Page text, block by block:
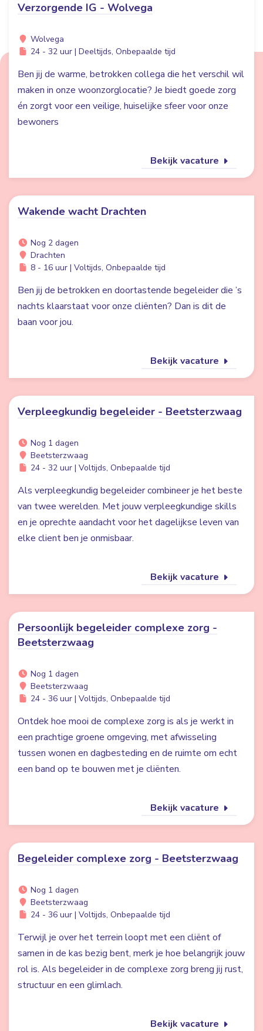
Verzorgende IG - Wolvega
Wolvega
24 - 32 uur | Deeltijds, Onbepaalde tijd
Ben jij de warme, betrokken collega die het verschil wil
maken in onze woonzorglocatie? Je biedt goede zorg
én zorgt voor een veilige, huiselijke sfeer voor onze
bewoners
Bekijk vacature
Wakende wacht Drachten
Nog 2 dagen
Drachten
8 - 16 uur | Voltijds, Onbepaalde tijd
Ben jij de betrokken en doortastende begeleider die ’s
nachts klaarstaat voor onze cliënten? Dan is dit de
baan voor jou.
Bekijk vacature
Verpleegkundig begeleider - Beetsterzwaag
Nog 1 dagen
Beetsterzwaag
24 - 32 uur | Voltijds, Onbepaalde tijd
Als verpleegkundig begeleider combineer je het beste
van twee werelden. Met jouw verpleegkundige skills
en je oprechte aandacht voor het dagelijkse leven van
elke client ben je onmisbaar.
Bekijk vacature
Persoonlijk begeleider complexe zorg -
Beetsterzwaag
Nog 1 dagen
Beetsterzwaag
24 - 36 uur | Voltijds, Onbepaalde tijd
Ontdek hoe mooi de complexe zorg is als je werkt in
een prachtige groene omgeving, met afwisseling
tussen wonen en dagbesteding en de ruimte om echt
een band op te bouwen met je cliënten.
Bekijk vacature
Begeleider complexe zorg - Beetsterzwaag
Nog 1 dagen
Beetsterzwaag
24 - 36 uur | Voltijds, Onbepaalde tijd
Terwijl je over het terrein loopt met een cliënt of
samen in de kas bezig bent, merk je hoe belangrijk jouw
rol is. Als begeleider in de complexe zorg breng jij rust,
structuur en een glimlach.
Bekijk vacature